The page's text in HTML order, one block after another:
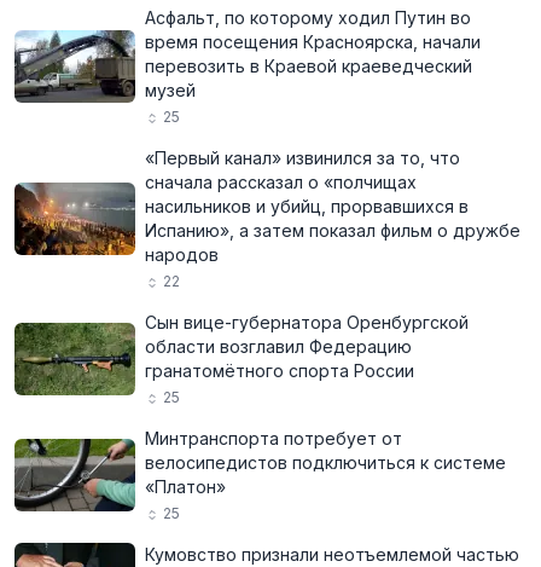
Асфальт, по которому ходил Путин во
время посещения Красноярска, начали
перевозить в Краевой краеведческий
музей
25
«Первый канал» извинился за то, что
сначала рассказал о «полчищах
насильников и убийц, прорвавшихся в
Испанию», а затем показал фильм о дружбе
народов
22
Сын вице-губернатора Оренбургской
области возглавил Федерацию
гранатомётного спорта России
25
Минтранспорта потребует от
велосипедистов подключиться к системе
«Платон»
25
Кумовство признали неотъемлемой частью